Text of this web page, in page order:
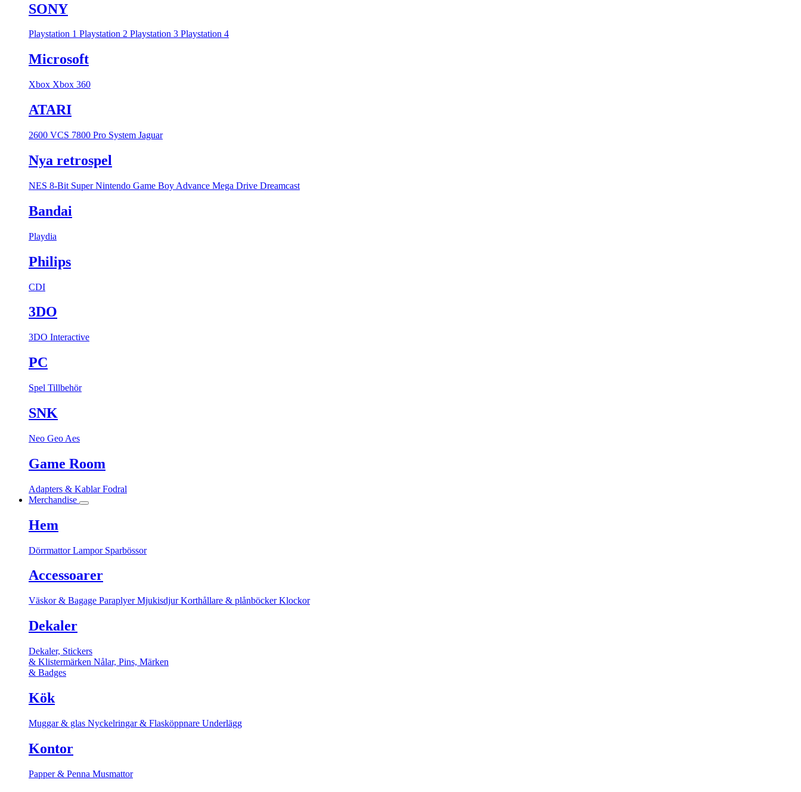
SONY
Playstation 1 Playstation 2 Playstation 3 Playstation 4
Microsoft
Xbox Xbox 360
ATARI
2600 VCS 7800 Pro System Jaguar
Nya retrospel
NES 8-Bit Super Nintendo Game Boy Advance Mega Drive Dreamcast
Bandai
Playdia
Philips
CDI
3DO
3DO Interactive
PC
Spel Tillbehör
SNK
Neo Geo Aes
Game Room
Adapters & KablarFodral
Merchandise
Hem
DörrmattorLampor Sparbössor
Accessoarer
Väskor & Bagage ParaplyerMjukisdjurKorthållare & plånböckerKlockor
Dekaler
Dekaler, Stickers
& Klistermärken Nålar, Pins, Märken
& Badges
Kök
Muggar & glas Nyckelringar & Flasköppnare Underlägg
Kontor
Papper & Penna Musmattor